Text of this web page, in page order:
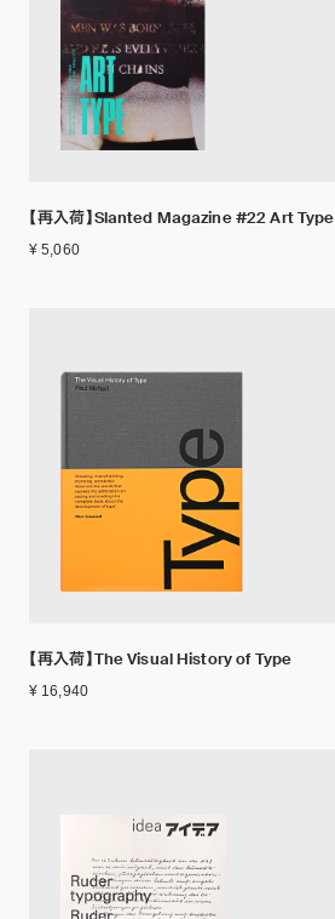
【再入荷】Slanted Magazine #22 Art Type
¥ 5,060
【再入荷】The Visual History of Type
¥ 16,940